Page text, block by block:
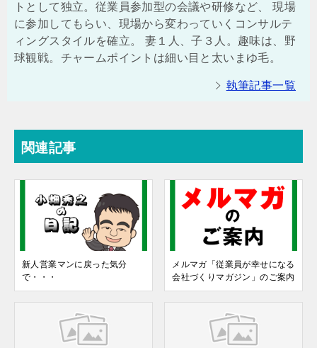
トとして独立。従業員参加型の会議や研修など、 現場
に参加してもらい、現場から変わっていくコンサルテ
ィングスタイルを確立。 妻１人、子３人。趣味は、野
球観戦。チャームポイントは細い目と太いまゆ毛。
執筆記事一覧
関連記事
新人営業マンに戻った気分
で・・・
メルマガ「従業員が幸せになる
会社づくりマガジン」のご案内